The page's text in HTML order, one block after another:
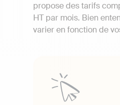
propose des tarifs
HT par mois. Bien
varier en fonction de